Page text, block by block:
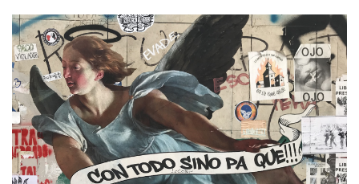
Actualidad
Archivo Cenfoto-UDP
Arquetipos de situación
Artes visuales
Ciencia
Cine y televisión
Ciudad